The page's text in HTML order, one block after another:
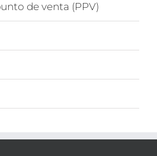
de venta (PPV)